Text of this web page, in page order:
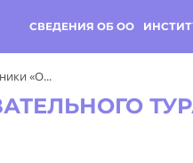
СВЕДЕНИЯ ОБ ОО
«О...